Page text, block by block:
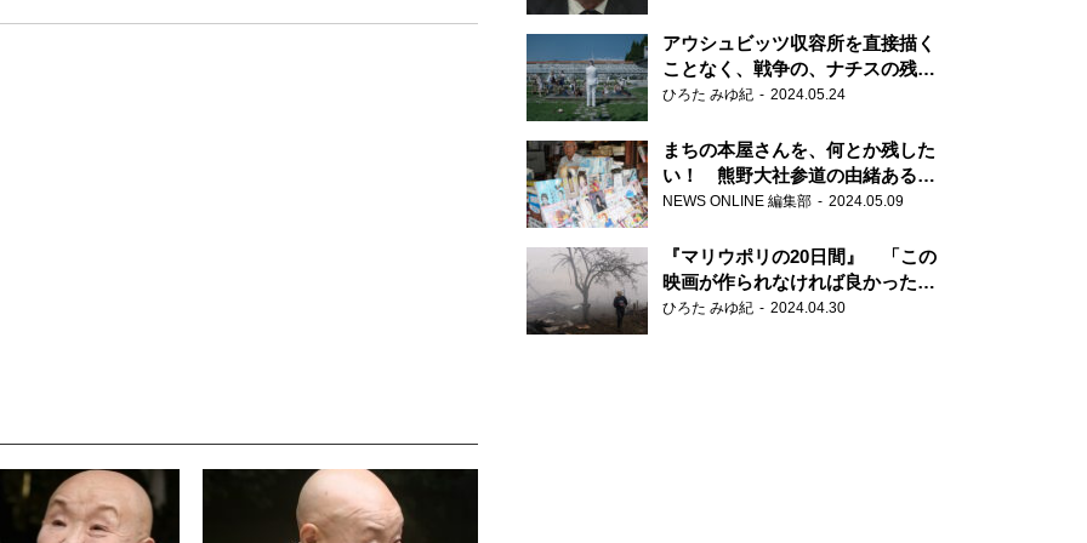
アウシュビッツ収容所を直接描く
ことなく、戦争の、ナチスの残虐
さが見える映画 『関心領域』
ひろた みゆ紀 2024.05.24
まちの本屋さんを、何とか残した
い！ 熊野大社参道の由緒ある書
店・三代目の強い思い
NEWS ONLINE 編集部 2024.05.09
『マリウポリの20日間』 「この
映画が作られなければ良かった」
と語る監督
ひろた みゆ紀 2024.04.30